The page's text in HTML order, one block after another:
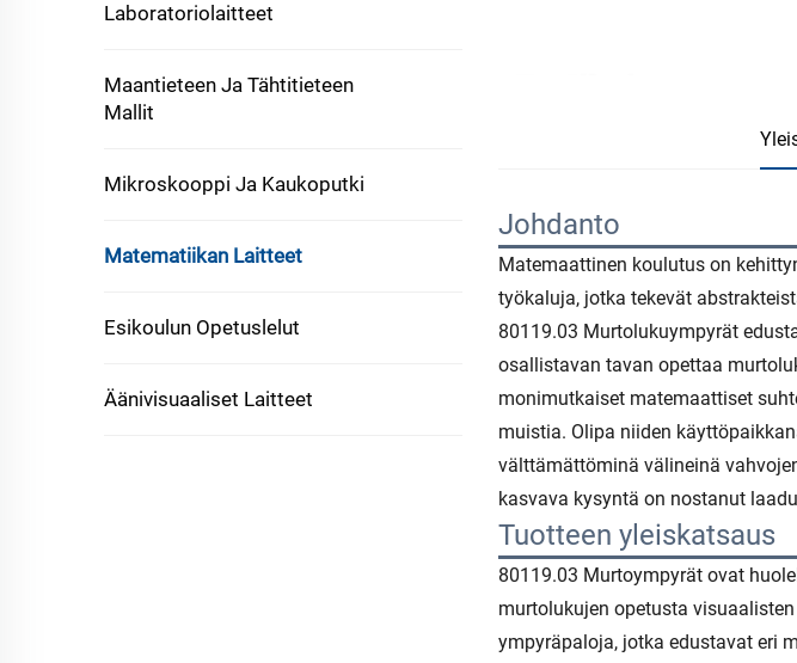
Laboratoriolaitteet
Maantieteen Ja Tähtitieteen
Mallit
Mikroskooppi Ja Kaukoputki
Matematiikan Laitteet
Esikoulun Opetuslelut
Äänivisuaaliset Laitteet
Johdanto
Matemaattinen koulutus on
työkaluja, jotka tekevät
80119.03 Murtolukuympyrät
osallistavan tavan opettaa
monimutkaiset matemaattiset
muistia. Olipa niiden
välttämättöminä välineinä
kasvava kysyntä on nostanut
Tuotteen yleiskatsaus
80119.03 Murtoympyrät ovat
murtolukujen opetusta
ympyräpaloja, jotka edustavat eri